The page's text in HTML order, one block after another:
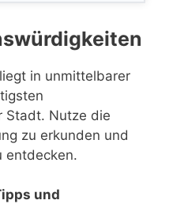
liegt in unmittelbarer
Stadt. Nutze die
zu erkunden und
entdecken.
und